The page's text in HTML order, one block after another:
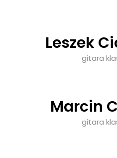
Leszek
gitara
Marcin
gitara